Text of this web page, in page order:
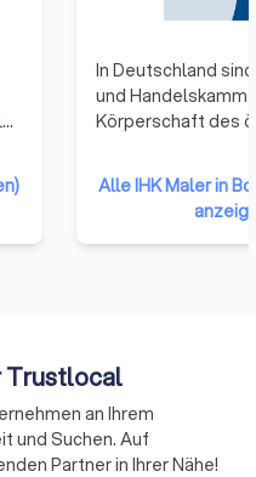
In Deutschland
und
Körperschaft des
Unternehmen
Unternehmen mit
reiner
an.
Alle IHK Maler in
Trustlocal
an Ihrem
und Suchen. Auf
Partner in Ihrer Nähe!